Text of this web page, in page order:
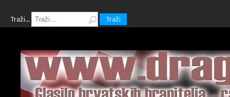
Traži... Traži